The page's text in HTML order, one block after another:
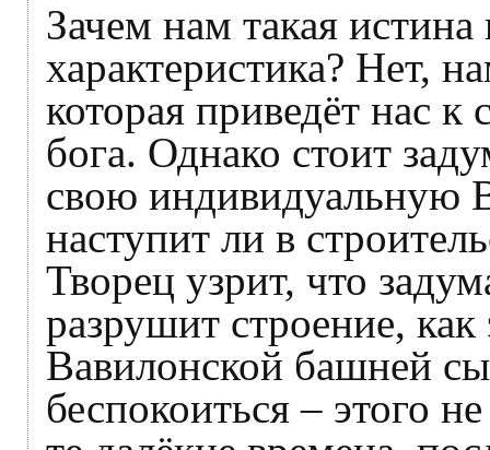
Зачем нам такая истина
характеристика? Нет,
которая приведёт нас
бога. Однако стоит
свою индивидуальную
наступит ли в
Творец узрит, что
разрушит строение,
Вавилонской башней
беспокоиться – этого